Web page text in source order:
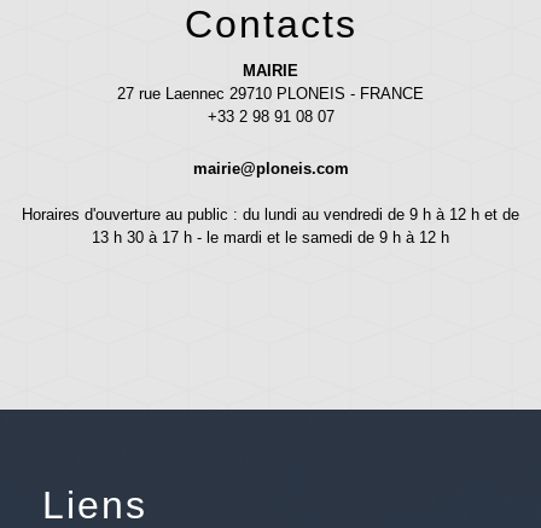
Contacts
MAIRIE
27 rue Laennec 29710 PLONEIS - FRANCE
+33 2 98 91 08 07
mairie@ploneis.com
Horaires d'ouverture au public : du lundi au vendredi de 9 h à 12 h et de
13 h 30 à 17 h - le mardi et le samedi de 9 h à 12 h
Liens